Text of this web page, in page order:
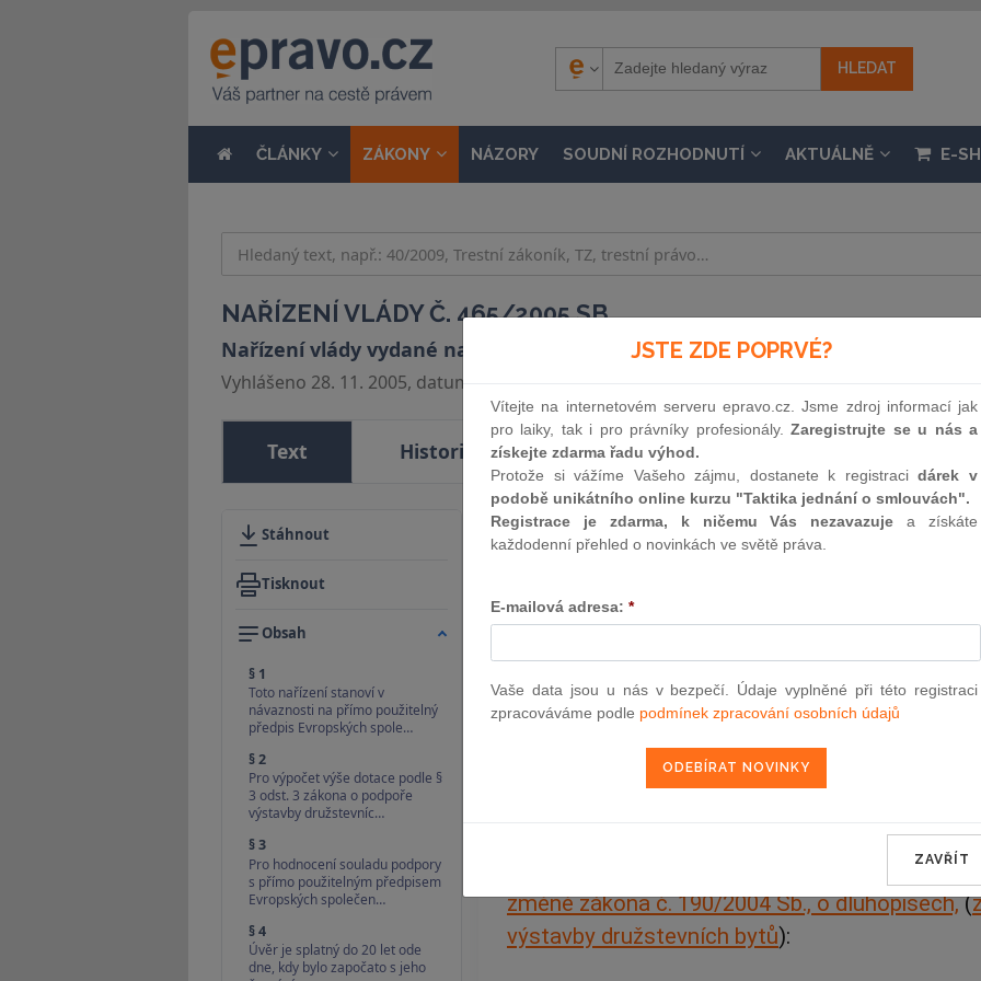
ČLÁNKY ZÁKONY NÁZORY SOUDNÍ ROZHODNUTÍ AKTUÁLNĚ E-
NAŘÍZENÍ VLÁDY Č. 465/2005 SB.
Nařízení vlády vydané na základě zmocnění uvedeného v zákoně o podpoře
Vyhlášeno 28. 11. 2005, datum účinnosti 1. 1. 2006, částka 163 / 2005
Text Historie Souvislosti
Stáhnout
Tisknout
Obsah
§ 1
Toto nařízení stanoví v
návaznosti na přímo použitelný
předpis Evropských spole…
§ 2
Pro výpočet výše dotace podle §
3 odst. 3 zákona o podpoře
výstavby družstevníc…
§ 3
Pro hodnocení souladu podpory
s přímo použitelným předpisem
Evropských společen…
§ 4
Úvěr je splatný do 20 let ode
dne, kdy bylo započato s jeho
Aktuální znění od 1. 1. 2006
NAŘÍZENÍ VLÁDY
ze dne 9. listopadu 2005
vydané na základě zmocnění uvedeného v
družstevních bytů
zákona č. 378/
výstavby družstevních bytů ze Státního fondu
změně zákona č. 190/2004 Sb., o dluhopisech,(
výstavby družstevních bytů):
JSTE ZDE POPRVÉ?
Vítejte na internetovém serveru epravo.cz. Jsme zdroj informací jak
pro laiky, tak i pro právníky profesionály.Zaregistrujte se u nás a
získejte zdarma řadu výhod.
Protože si vážíme Vašeho zájmu, dostanete k registracidárek v
podobě unikátního online kurzu "Taktika jednání o smlouvách".
Registrace je zdarma, k ničemu Vás nezavazuje a získáte
každodenní přehled o novinkách ve světě práva.
E-mailová adresa: *
Vaše data jsou u nás v bezpečí. Údaje vyplněné při této registraci
zpracováváme podle podmínek zpracování osobních údajů
ZAVŘÍT